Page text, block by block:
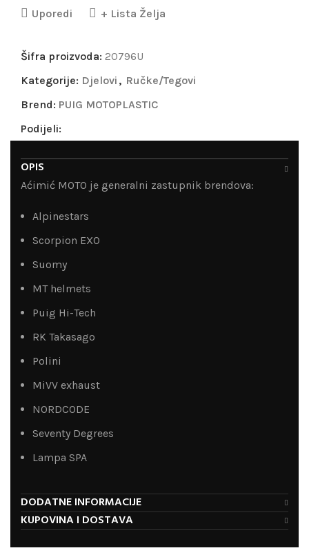
Uporedi + Lista Želja
Šifra proizvoda: 20796U
Kategorije: Djelovi , Ručke/Tegovi
Brend: PUIG MOTOPLASTIC
Podijeli:
OPIS
Aćimić MOTO je generalni zastupnik brendova:
Alpinestars
Scorpion EXO
Suomy
MT helmets
Puig Hi-Tech
RK Takasago
Polini
MiVV exhaust
NORDCODE
Seventy Degrees
Lampa SPA
DODATNE INFORMACIJE
KUPOVINA I DOSTAVA